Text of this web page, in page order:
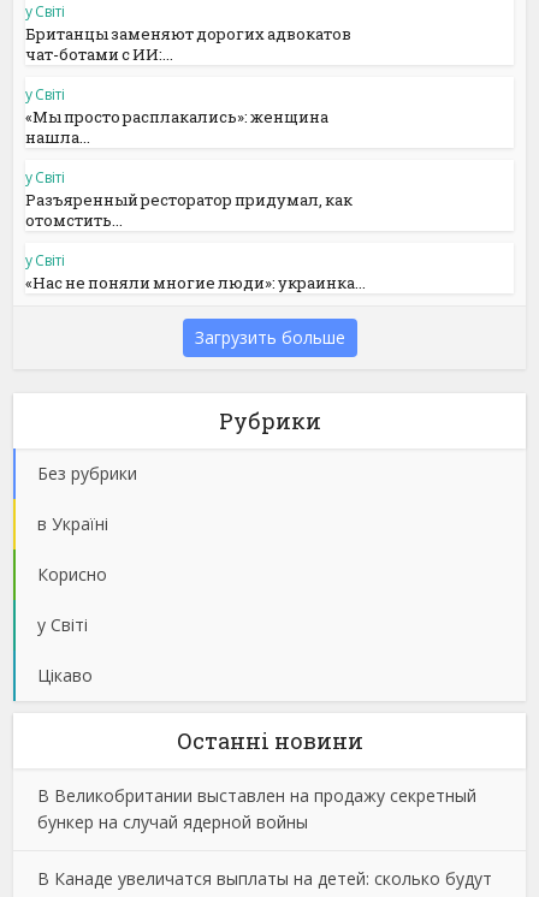
у Світі
Британцы заменяют дорогих адвокатов
чат-ботами с ИИ:...
у Світі
«Мы просто расплакались»: женщина
нашла...
у Світі
Разъяренный ресторатор придумал, как
отомстить...
у Світі
«Нас не поняли многие люди»: украинка...
Загрузить больше
Рубрики
Без рубрики
в Україні
Корисно
у Світі
Цікаво
Останнi новини
В Великобритании выставлен на продажу секретный
бункер на случай ядерной войны
В Канаде увеличатся выплаты на детей: сколько будут